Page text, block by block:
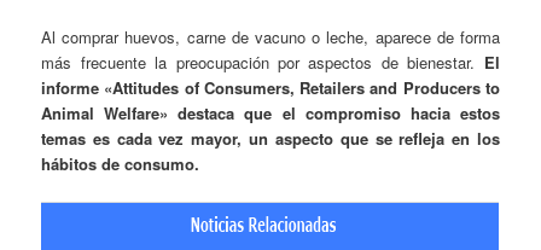
Al comprar huevos, carne de vacuno o leche, aparece de forma
más frecuente la preocupación por aspectos de bienestar. El
informe «Attitudes of Consumers, Retailers and Producers to
Animal Welfare» destaca que el compromiso hacia estos
temas es cada vez mayor, un aspecto que se refleja en los
hábitos de consumo.